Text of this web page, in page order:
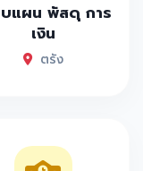
บแผน พัสดุ การ
เงิน
ตรัง